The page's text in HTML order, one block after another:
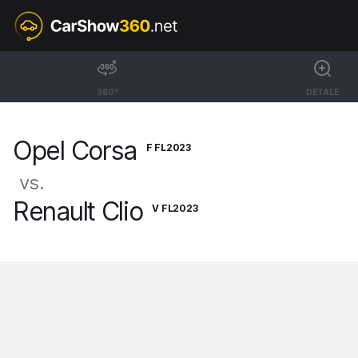
360° DETALE
Opel Corsa
Opel Corsa F FL2023
vs.
Renault Clio V FL2023